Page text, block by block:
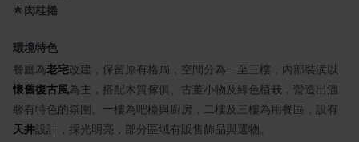
🌟肉桂捲
環境特色
餐廳為老宅改建，保留原有格局，空間分為一至三樓，內部裝潢以
懷舊復古風為主，搭配木質傢俱、古董小物及綠色植栽，營造出溫
馨有特色的氛圍。一樓為吧檯與廚房，二樓及三樓為用餐區，設有
天井設計，採光明亮，部分區域有販售飾品與選物。